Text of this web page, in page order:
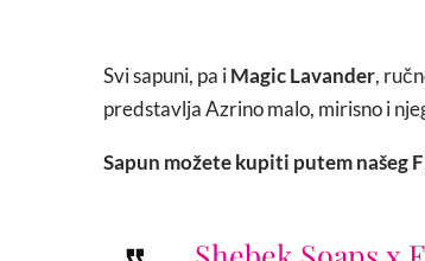
Svi sapuni, pa iMagic Lavander,
predstavlja Azrino malo, mirisno i
Sapun možete kupiti putem našeg